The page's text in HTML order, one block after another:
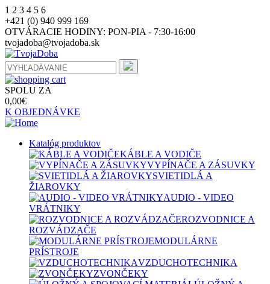
1 2 3 4 5 6
+421 (0) 940 999 169
OTVÁRACIE HODINY: PON-PIA - 7:30-16:00
tvojadoba@tvojadoba.sk
SPOLU ZA
0,00€
K OBJEDNÁVKE
Katalóg produktov
KÁBLE A VODIČE
VYPÍNAČE A ZÁSUVKY
SVIETIDLÁ A
ŽIAROVKY
AUDIO - VIDEO
VRÁTNIKY
ROZVODNICE A
ROZVÁDZAČE
MODULÁRNE
PRÍSTROJE
VZDUCHOTECHNIKA
ZVONČEKY